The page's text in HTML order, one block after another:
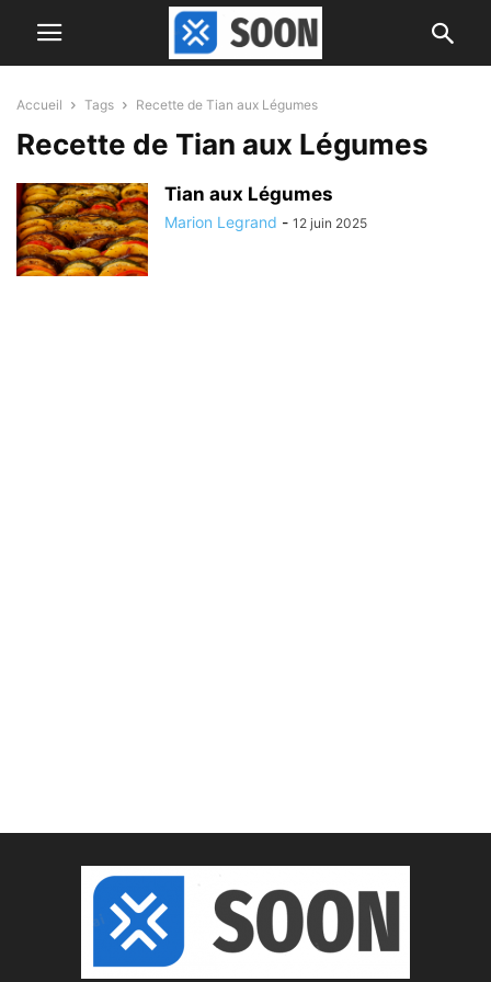
Accueil Tags Recette de Tian aux Légumes
Recette de Tian aux Légumes
Tian aux Légumes
Marion Legrand - 12 juin 2025